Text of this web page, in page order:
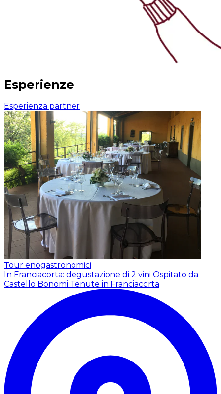
Esperienze
Esperienza partner
Tour enogastronomici
In Franciacorta: degustazione di 2 vini Ospitato da
Castello Bonomi Tenute in Franciacorta